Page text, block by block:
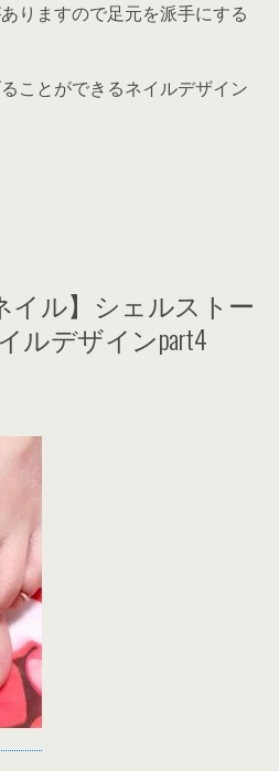
りますので足元を派手にする
ことができるネイルデザイン
イル】シェルストー
ルデザインpart4